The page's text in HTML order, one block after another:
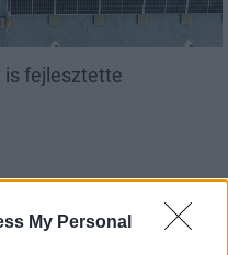
My Personal
is fejlesztette